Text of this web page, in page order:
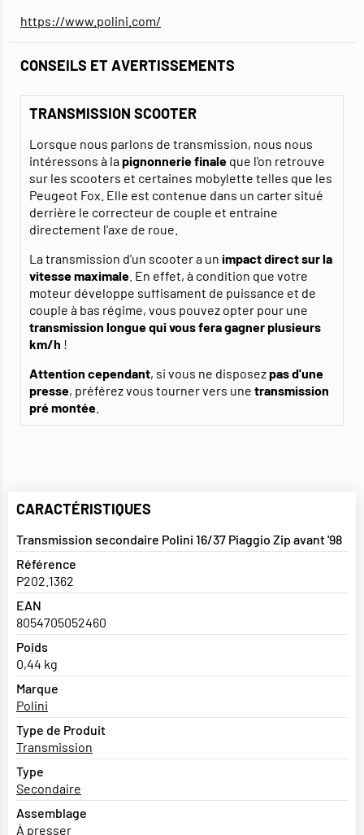
https://www.polini.com/
CONSEILS ET AVERTISSEMENTS
TRANSMISSION SCOOTER
Lorsque nous parlons de transmission, nous nous
intéressons à lapignonnerie finale que l'on retrouve
sur les scooters et certaines mobylette telles que les
Peugeot Fox. Elle est contenue dans un carter situé
derrière le correcteur de couple et entraine
directement l'axe de roue.
La transmission d'un scooter a un impact direct sur la
vitesse maximale . En effet, à condition que votre
moteur développe suffisament de puissance et de
couple à bas régime, vous pouvez opter pour une
transmission longue qui vous fera gagner plusieurs
km/h !
Attention cependant, si vous ne disposezpas d'une
presse, préférez vous tourner vers une transmission
pré montée
CARACTÉRISTIQUES
Transmission secondaire Polini 16/37 Piaggio Zip avant '98
Référence
P202.1362
EAN
8054705052460
Poids
0,44 kg
Marque
Polini
Type de Produit
Transmission
Type
Secondaire
Assemblage
À presser